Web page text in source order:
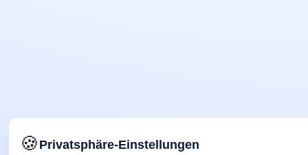
🍪Privatsphäre-Einstellungen